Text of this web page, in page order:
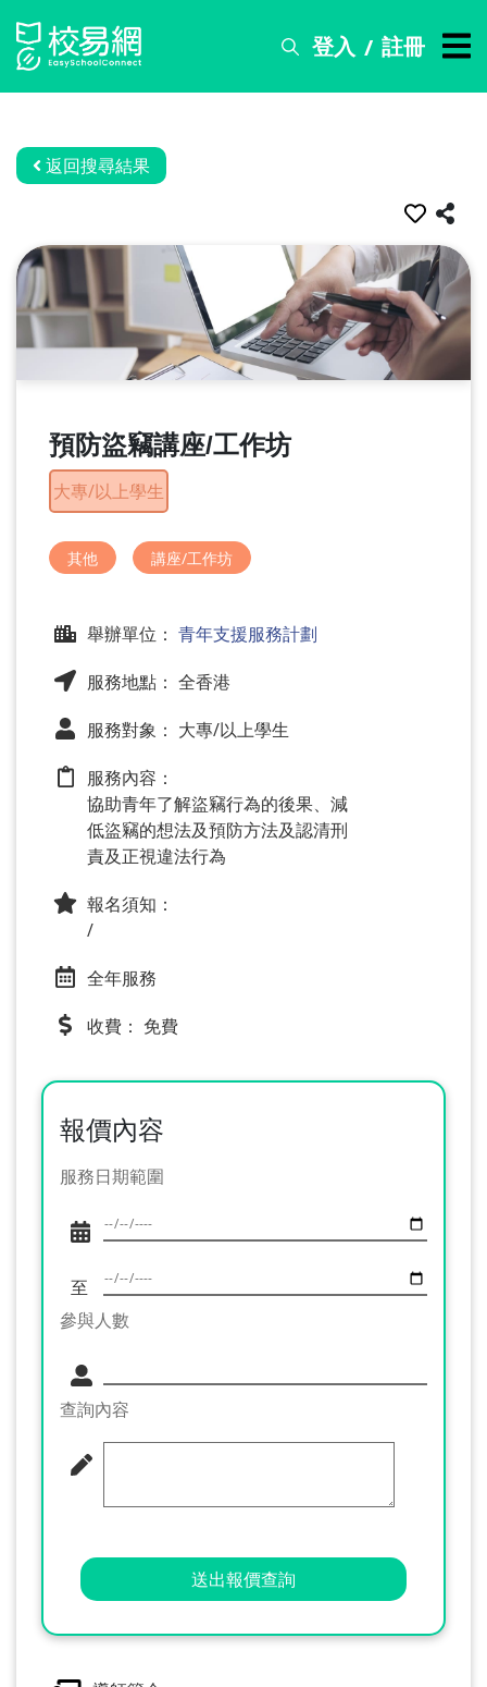
登入 / 註冊
搜
務
資
訊
關
於
我
返回搜尋結果
預防盜竊講座/工作坊
大專/以上學生
其他 講座/工作坊
舉辦單位： 青年支援服務計劃
服務地點： 全香港
服務對象： 大專/以上學生
服務內容：
協助青年了解盜竊行為的後果、減
低盜竊的想法及預防方法及認清刑
責及正視違法行為
報名須知：
/
全年服務
收費： 免費
報價內容
服務日期範圍
至
參與人數
查詢內容
送出報價查詢